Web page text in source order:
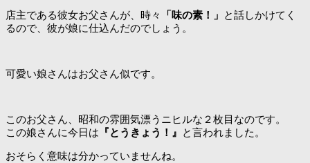
店主である彼女お父さんが、時々 「味の素！」 と話しかけてく
るので、彼が娘に仕込んだのでしょう。
可愛い娘さんはお父さん似です。
このお父さん、昭和の雰囲気漂うニヒルな２枚目なのです。
この娘さんに今日は 『とうきょう！』 と言われました。
おそらく意味は分かっていませんね。